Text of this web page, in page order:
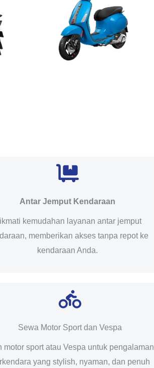
Antar Jemput Kendaraan
kemudahan layanan antar jemput
memberikan akses tanpa repot ke
kendaraan Anda.
Sewa Motor Sport dan Vespa
motor sport atau Vespa untuk pengalaman
yang stylish, nyaman, dan penuh